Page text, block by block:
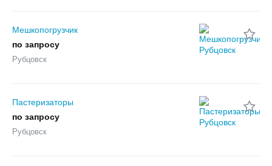
Мешкопогрузчик
по запросу
Рубцовск
Пастеризаторы
по запросу
Рубцовск